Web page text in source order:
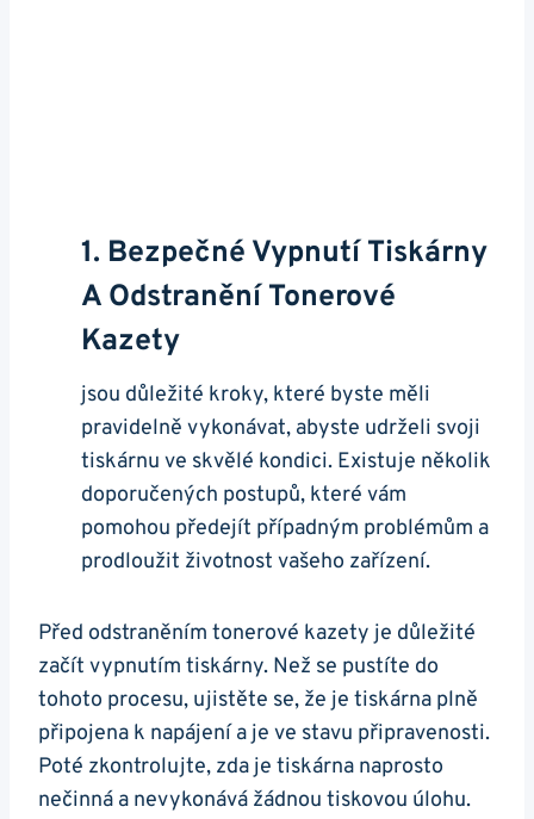
1. Bezpečné Vypnutí Tiskárny
A Odstranění Tonerové
Kazety
jsou důležité kroky, které byste měli
pravidelně vykonávat, abyste udrželi svoji
tiskárnu ve skvělé kondici. Existuje několik
doporučených postupů, které vám
pomohou předejít případným problémům a
prodloužit životnost vašeho zařízení.
Před odstraněním tonerové kazety je důležité
začít vypnutím tiskárny. Než se pustíte do
tohoto procesu, ujistěte se, že je tiskárna plně
připojena k napájení a je ve stavu připravenosti.
Poté zkontrolujte, zda je tiskárna naprosto
nečinná a nevykonává žádnou tiskovou úlohu.